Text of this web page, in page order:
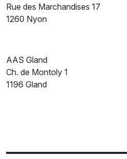
Rue des Marchandises 17
1260 Nyon
AAS Gland
Ch. de Montoly 1
1196 Gland